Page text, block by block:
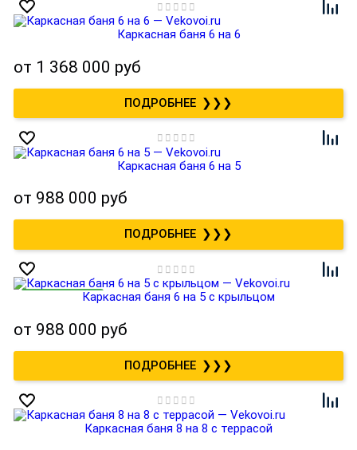
Каркасная баня 6 на 6
от 1 368 000 руб
❯❯❯
Каркасная баня 6 на 5
от 988 000 руб
❯❯❯
Каркасная баня 6 на 5 с крыльцом
от 988 000 руб
❯❯❯
Каркасная баня 8 на 8 с террасой